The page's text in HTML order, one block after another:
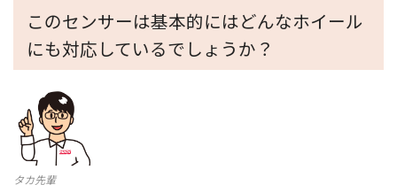
このセンサーは基本的にはどんなホイール
にも対応しているでしょうか？
タカ先輩